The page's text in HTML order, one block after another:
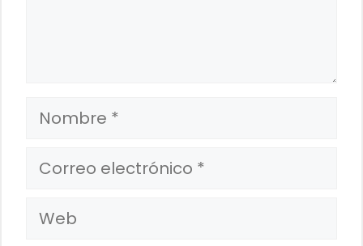
Nombre
Correo
electrónico
Web